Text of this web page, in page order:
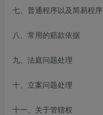
七、普通程序以及简易程序
八、常用的赔款依据
九、法庭问题处理
十、立案问题处理
十一、关于管辖权